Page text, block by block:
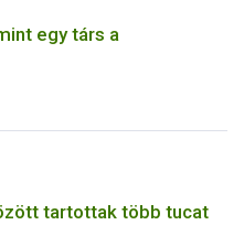
egy társ a
tartottak több tucat